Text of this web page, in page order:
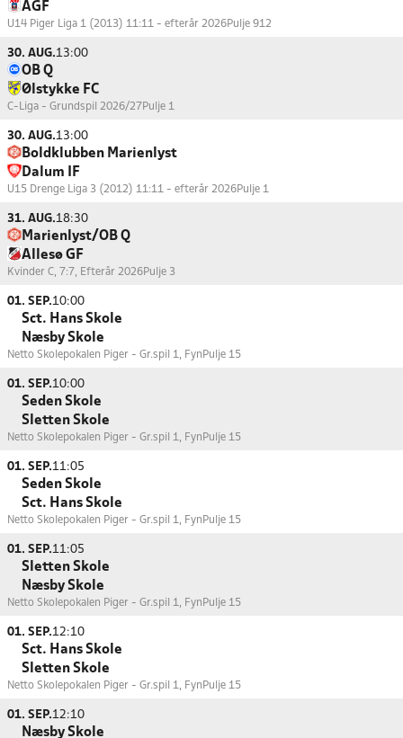
AGF
U14 Piger Liga 1 (2013) 11:11 - efterår 2026Pulje 912
30. AUG.13:00
OB Q
Ølstykke FC
C-Liga - Grundspil 2026/27 Pulje 1
30. AUG.13:00
Boldklubben Marienlyst
Dalum IF
U15 Drenge Liga 3 (2012) 11:11 - efterår 2026Pulje 1
31. AUG.18:30
Marienlyst/OB Q
Allesø GF
Kvinder C, 7:7, Efterår 2026Pulje 3
01. SEP.10:00
Sct. Hans Skole
Næsby Skole
Netto Skolepokalen Piger - Gr.spil 1, Fyn Pulje 15
01. SEP.10:00
Seden Skole
Sletten Skole
Netto Skolepokalen Piger - Gr.spil 1, Fyn Pulje 15
01. SEP.11:05
Seden Skole
Sct. Hans Skole
Netto Skolepokalen Piger - Gr.spil 1, Fyn Pulje 15
01. SEP.11:05
Sletten Skole
Næsby Skole
Netto Skolepokalen Piger - Gr.spil 1, Fyn Pulje 15
01. SEP.12:10
Sct. Hans Skole
Sletten Skole
Netto Skolepokalen Piger - Gr.spil 1, Fyn Pulje 15
01. SEP.12:10
Næsby Skole